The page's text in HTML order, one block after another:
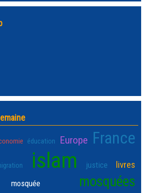
éducation Europe France
islam justice livres
mosquée mosquées